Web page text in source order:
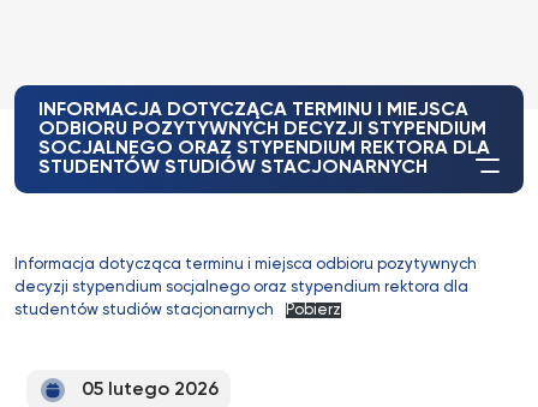
INFORMACJA DOTYCZĄCA TERMINU I MIEJSCA
ODBIORU POZYTYWNYCH DECYZJI STYPENDIUM
SOCJALNEGO ORAZ STYPENDIUM REKTORA DLA
STUDENTÓW STUDIÓW STACJONARNYCH
Informacja dotycząca terminu i miejsca odbioru pozytywnych
decyzji stypendium socjalnego oraz stypendium rektora dla
studentów studiów stacjonarnych
Pobierz
05 lutego 2026